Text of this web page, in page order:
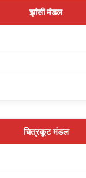
झांसी मंडल
चित्रकूट मंडल